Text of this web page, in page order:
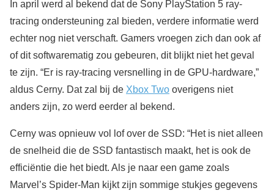
In april werd al bekend dat de Sony PlayStation 5 ray-
tracing ondersteuning zal bieden, verdere informatie werd
echter nog niet verschaft. Gamers vroegen zich dan ook af
of dit softwarematig zou gebeuren, dit blijkt niet het geval
te zijn. “Er is ray-tracing versnelling in de GPU-hardware,”
aldus Cerny. Dat zal bij de Xbox Two overigens niet
anders zijn, zo werd eerder al bekend.
Cerny was opnieuw vol lof over de SSD: “Het is niet alleen
de snelheid die de SSD fantastisch maakt, het is ook de
efficiëntie die het biedt. Als je naar een game zoals
Marvel’s Spider-Man kijkt zijn sommige stukjes gegevens